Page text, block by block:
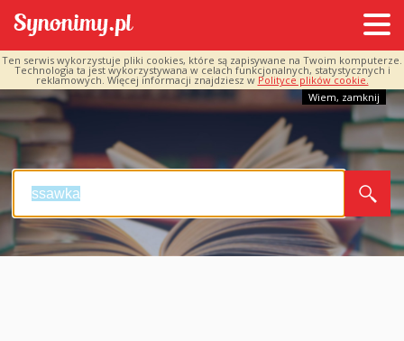
Ten serwis wykorzystuje pliki cookies, które są zapisywane na Twoim komputerze.
Technologia ta jest wykorzystywana w celach funkcjonalnych, statystycznych i
reklamowych. Więcej informacji znajdziesz w Polityce plików cookie.
Wiem, zamknij